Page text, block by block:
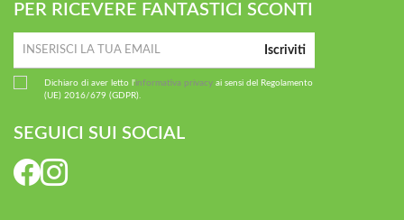
PER RICEVERE FANTASTICI SCONTI
Iscriviti
Dichiaro di aver letto l'informativa privacy ai sensi del Regolamento
(UE) 2016/679 (GDPR).
SEGUICI SUI SOCIAL